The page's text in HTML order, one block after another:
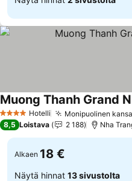
4 Tähtiluokitus
Hotelli Monipuolinen
Muong Thanh Grand
8,5 Loistava 2 188 Nha
Alkaen 18 €
Näytä hinnat 13 sivustolta